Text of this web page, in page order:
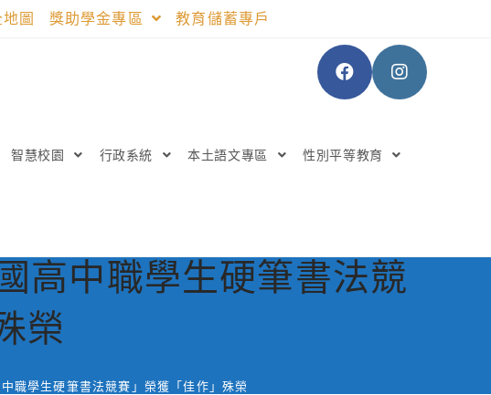
圖 獎助學金專區 教育儲蓄專戶
智慧校園 行政系統 本土語文專區 性別平等教育
高中職學生硬筆書法競
榮
職學生硬筆書法競賽」榮獲「佳作」殊榮